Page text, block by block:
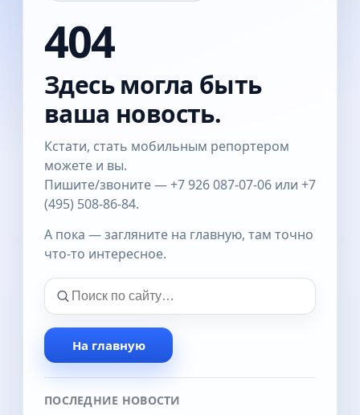
404
Здесь могла быть
ваша новость.
Кстати, стать мобильным репортером
можете и вы.
Пишите/звоните — +7 926 087-07-06 или +7
(495) 508-86-84.
А пока — загляните на главную, там точно
что-то интересное.
На главную
ПОСЛЕДНИЕ НОВОСТИ